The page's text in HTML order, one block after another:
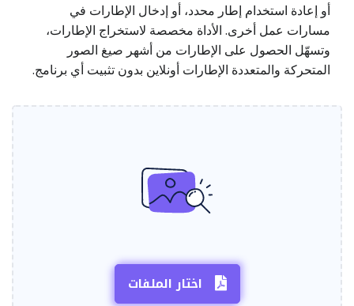
أو إعادة استخدام إطار محدد، أو إدخال الإطارات في
مسارات عمل أخرى. الأداة مخصصة لاستخراج الإطارات،
وتسهّل الحصول على الإطارات من أشهر صيغ الصور
المتحركة والمتعددة الإطارات أونلاين بدون تثبيت أي برنامج.
اختار الملفات